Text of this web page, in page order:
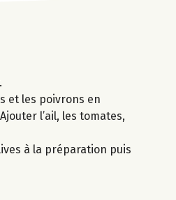
et les poivrons en
l’ail, les tomates,
à la préparation puis